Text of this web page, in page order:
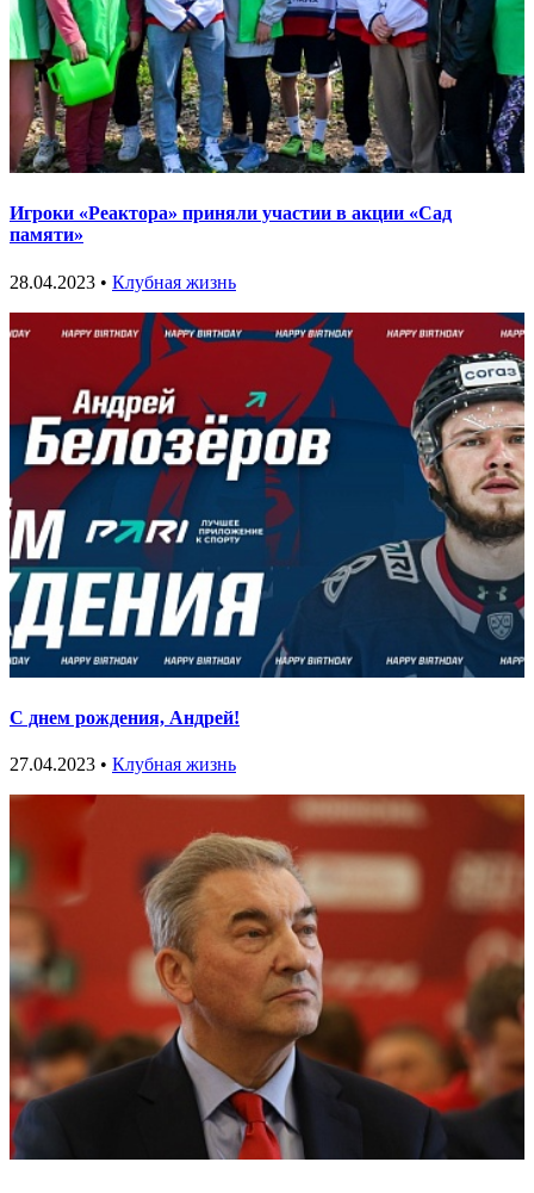
Игроки «Реактора» приняли участии в акции «Сад
памяти»
28.04.2023 • Клубная жизнь
С днем рождения, Андрей!
27.04.2023 • Клубная жизнь